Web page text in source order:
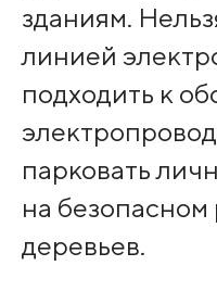
зданиям.
линией
подходить к
парковать
на безопасном
деревьев.